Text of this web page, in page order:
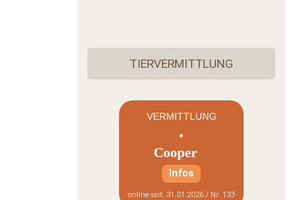
TIERVERMITTLUNG
VERMITTLUNG
Cooper
Infos
online seit: 31.01.2026 / Nr. 133